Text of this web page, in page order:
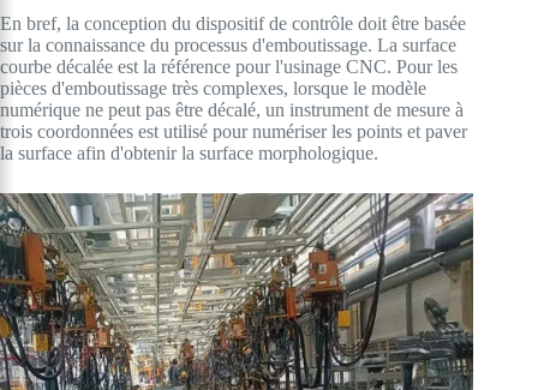
En bref, la conception du dispositif de contrôle doit être basée
sur la connaissance du processus d'emboutissage. La surface
courbe décalée est la référence pour l'usinage CNC. Pour les
pièces d'emboutissage très complexes, lorsque le modèle
numérique ne peut pas être décalé, un instrument de mesure à
trois coordonnées est utilisé pour numériser les points et paver
la surface afin d'obtenir la surface morphologique.